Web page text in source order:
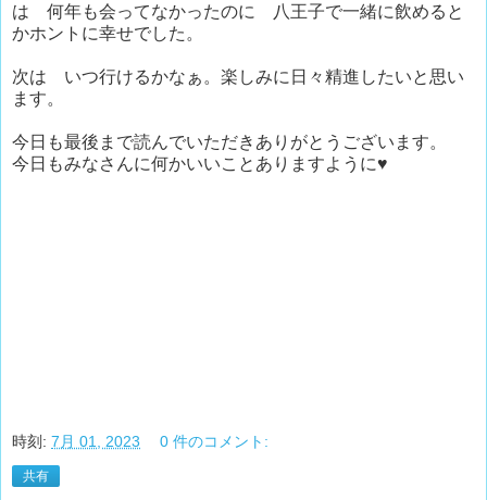
は 何年も会ってなかったのに 八王子で一緒に飲めると
かホントに幸せでした。
次は いつ行けるかなぁ。楽しみに日々精進したいと思い
ます。
今日も最後まで読んでいただきありがとうございます。
今日もみなさんに何かいいことありますように♥
時刻: 7月 01, 2023 0 件のコメント:
共有